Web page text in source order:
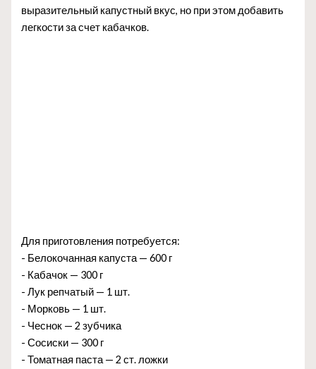
выразительный капустный вкус, но при этом добавить
легкости за счет кабачков.
Для приготовления потребуется:
- Белокочанная капуста — 600 г
- Кабачок — 300 г
- Лук репчатый — 1 шт.
- Морковь — 1 шт.
- Чеснок — 2 зубчика
- Сосиски — 300 г
- Томатная паста — 2 ст. ложки